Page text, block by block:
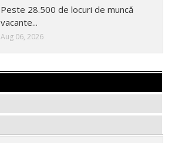
Peste 28.500 de locuri de muncă
vacante...
Aug 06, 2026